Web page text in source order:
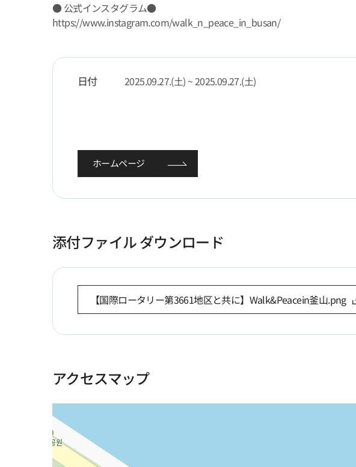
● 公式インスタグラム●
https://www.instagram.com/walk_n_peace_in_busan/
日付 2025.09.27.(土) ~ 2025.09.27.(土)
ホームページ
添付ファイル ダウンロード
【国際ロータリー第3661地区と共に】Walk&Peacein釜山.png
アクセスマップ